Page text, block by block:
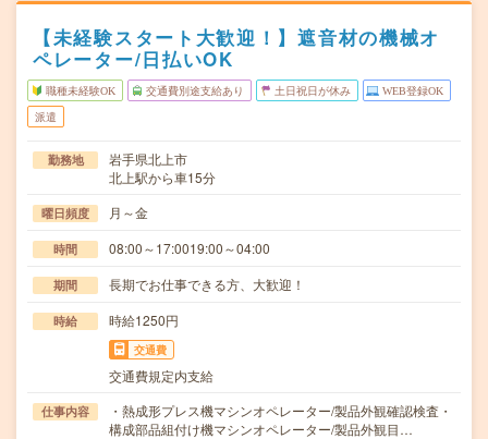
【未経験スタート大歓迎！】遮音材の機械オ
ペレーター/日払いOK
職種未経験OK 交通費別途支給あり 土日祝日が休み WEB登録OK
派遣
勤務地
岩手県北上市
北上駅から車15分
曜日頻度 月～金
時間 08:00～17:0019:00～04:00
期間 長期でお仕事できる方、大歓迎！
時給 時給1250円
交通費
交通費規定内支給
仕事内容
・熱成形プレス機マシンオペレーター/製品外観確認検査・
構成部品組付け機マシンオペレーター/製品外観目…